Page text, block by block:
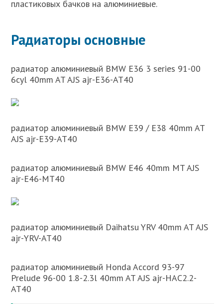
пластиковых бачков на алюминиевые.
Радиаторы основные
радиатор алюминиевый BMW E36 3 series 91-00
6cyl 40mm AT AJS ajr-E36-AT40
радиатор алюминиевый BMW E39 / E38 40mm AT
AJS ajr-E39-AT40
радиатор алюминиевый BMW E46 40mm MT AJS
ajr-E46-MT40
радиатор алюминиевый Daihatsu YRV 40mm AT AJS
ajr-YRV-AT40
радиатор алюминиевый Honda Accord 93-97
Prelude 96-00 1.8-2.3l 40mm AT AJS ajr-HAC2.2-
AT40